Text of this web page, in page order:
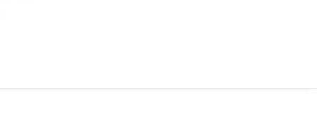
zusammen inklusive
in einer stylischen